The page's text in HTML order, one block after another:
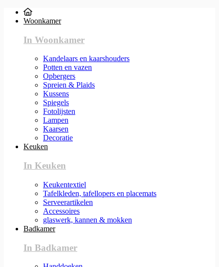
Woonkamer
In Woonkamer
Kandelaars en kaarshouders
Potten en vazen
Opbergers
Spreien & Plaids
Kussens
Spiegels
Fotolijsten
Lampen
Kaarsen
Decoratie
Keuken
In Keuken
Keukentextiel
Tafelkleden, tafellopers en placemats
Serveerartikelen
Accessoires
glaswerk, kannen & mokken
Badkamer
In Badkamer